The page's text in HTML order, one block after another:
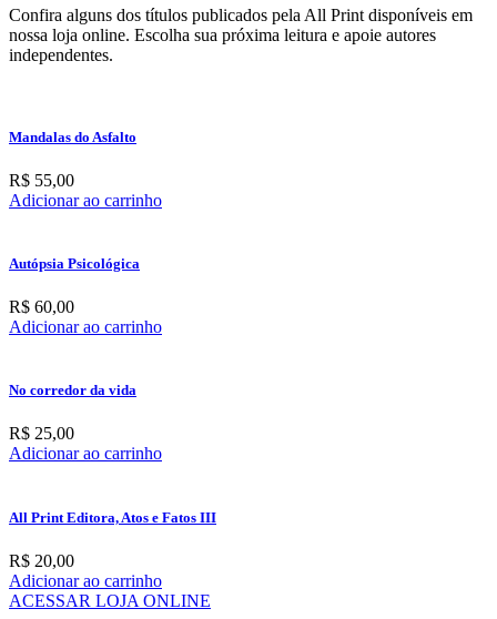
Confira alguns dos títulos publicados pela All Print disponíveis em
nossa loja online. Escolha sua próxima leitura e apoie autores
independentes.
Mandalas do Asfalto
R$ 55,00
Adicionar ao carrinho
Autópsia Psicológica
R$ 60,00
Adicionar ao carrinho
No corredor da vida
R$ 25,00
Adicionar ao carrinho
All Print Editora, Atos e Fatos III
R$ 20,00
Adicionar ao carrinho
ACESSAR LOJA ONLINE